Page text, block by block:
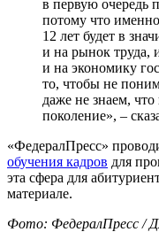
в первую очередь
потому что
12 лет будет в
и на рынок труда,
и на экономику
то, чтобы не
даже не знаем, что
поколение», –
«ФедералПресс»
обучения кадров для
эта сфера для
материале.
Фото: ФедералПресс /